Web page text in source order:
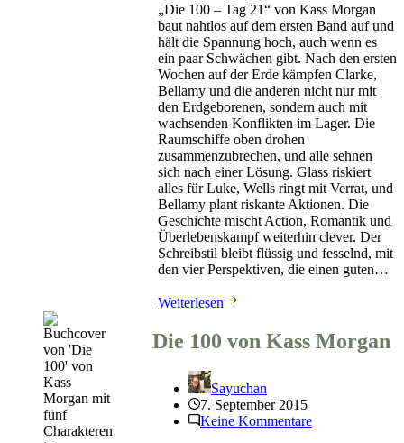
„Die 100 – Tag 21“ von Kass Morgan
baut nahtlos auf dem ersten Band auf und
hält die Spannung hoch, auch wenn es
ein paar Schwächen gibt. Nach den ersten
Wochen auf der Erde kämpfen Clarke,
Bellamy und die anderen nicht nur mit
den Erdgeborenen, sondern auch mit
wachsenden Konflikten im Lager. Die
Raumschiffe oben drohen
zusammenzubrechen, und alle sehnen
sich nach einer Lösung. Glass riskiert
alles für Luke, Wells ringt mit Verrat, und
Bellamy plant riskante Aktionen. Die
Geschichte mischt Action, Romantik und
Überlebenskampf weiterhin clever. Der
Schreibstil bleibt flüssig und fesselnd, mit
den vier Perspektiven, die einen guten…
Weiterlesen
Tag
von
Kass
Morgan
Die 100 von Kass Morgan
Sayuchan
7. September 2015
Keine Kommentare